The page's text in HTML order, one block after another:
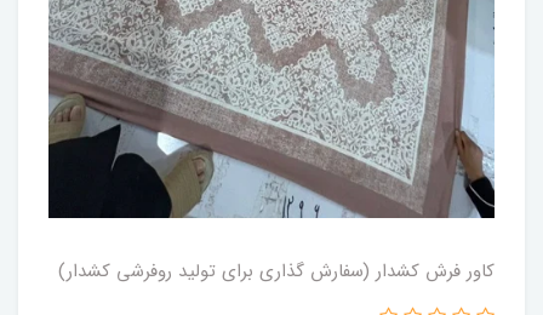
کاور فرش کشدار (سفارش گذاری برای تولید روفرشی کشدار)